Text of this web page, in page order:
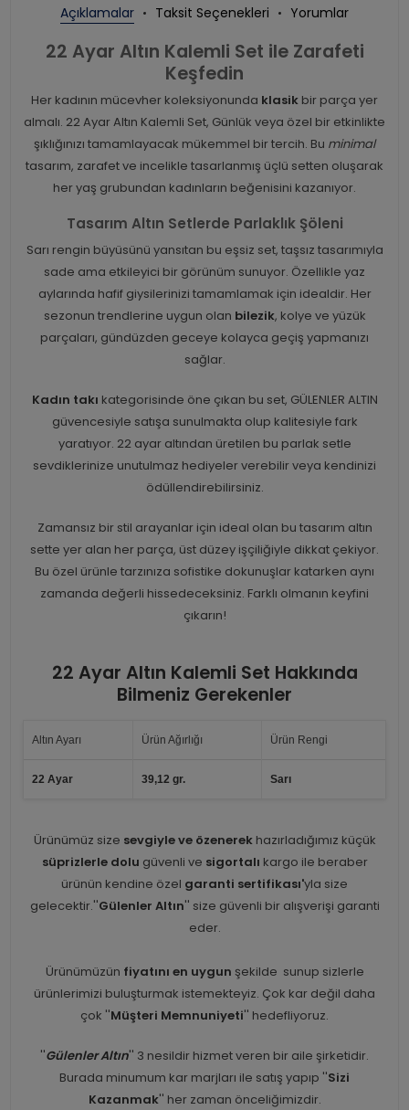
Açıklamalar Taksit Seçenekleri Yorumlar
22 Ayar Altın Kalemli Set ile Zarafeti
Keşfedin
Her kadının mücevher koleksiyonunda klasik bir parça yer
almalı. 22 Ayar Altın Kalemli Set, Günlük veya özel bir etkinlikte
şıklığınızı tamamlayacak mükemmel bir tercih. Bu minimal
tasarım, zarafet ve incelikle tasarlanmış üçlü setten oluşarak
her yaş grubundan kadınların beğenisini kazanıyor.
Tasarım Altın Setlerde Parlaklık Şöleni
Sarı rengin büyüsünü yansıtan bu eşsiz set, taşsız tasarımıyla
sade ama etkileyici bir görünüm sunuyor. Özellikle yaz
aylarında hafif giysilerinizi tamamlamak için idealdir. Her
sezonun trendlerine uygun olan bilezik, kolye ve yüzük
parçaları, gündüzden geceye kolayca geçiş yapmanızı
sağlar.
Kadın takı kategorisinde öne çıkan bu set, GÜLENLER ALTIN
güvencesiyle satışa sunulmakta olup kalitesiyle fark
yaratıyor. 22 ayar altından üretilen bu parlak setle
sevdiklerinize unutulmaz hediyeler verebilir veya kendinizi
ödüllendirebilirsiniz.
Zamansız bir stil arayanlar için ideal olan bu tasarım altın
sette yer alan her parça, üst düzey işçiliğiyle dikkat çekiyor.
Bu özel ürünle tarzınıza sofistike dokunuşlar katarken aynı
zamanda değerli hissedeceksiniz. Farklı olmanın keyfini
çıkarın!
22 Ayar Altın Kalemli Set Hakkında
Bilmeniz Gerekenler
Altın Ayarı Ürün Ağırlığı Ürün Rengi
22 Ayar 39,12 gr. Sarı
Ürünümüz size sevgiyle ve özenerekhazırladığımız küçük
süprizlerle dolu güvenli ve sigortalı kargo ile beraber
ürünün kendine özel garanti sertifikası'yla size
gelecektir.''Gülenler Altın'' size güvenli bir alışverişi garanti
eder.
Ürünümüzün fiyatını en uygun şekilde sunup sizlerle
ürünlerimizi buluşturmak istemekteyiz. Çok kar değil daha
çok ''Müşteri Memnuniyeti'' hedefliyoruz.
''Gülenler Altın'' 3 nesildir hizmet veren bir aile şirketidir.
Burada minumum kar marjları ile satış yapıp ''Sizi
Kazanmak'' her zaman önceliğimizdir.